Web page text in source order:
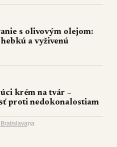
s olivovým olejom:
a vyživenú
krém na tvár –
proti nedokonalostiam
na